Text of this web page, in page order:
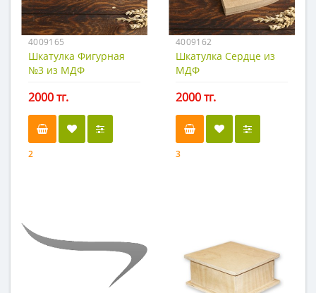
4009165
Шкатулка Фигурная
№3 из МДФ
2000 тг.
2
4009162
Шкатулка Сердце из
МДФ
2000 тг.
3